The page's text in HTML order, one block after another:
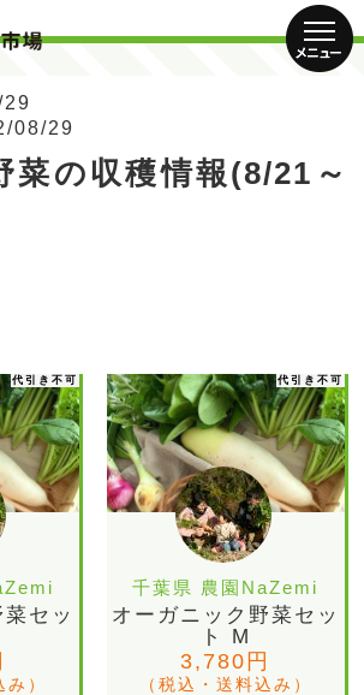
08/29
菜の収穫情報(8/21～
代引き不可
セッ
み）
代引き不可
千葉県 農園NaZemi
オーガニック野菜セッ
ト M
3,780円
（税込・送料込み）